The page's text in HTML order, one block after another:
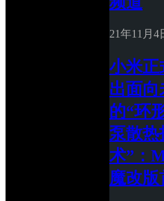
21年11月4
小米正
出面向
的“环
泵散热
术”：
魔改版